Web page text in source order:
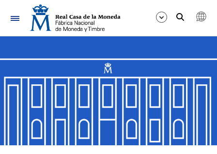
Navegació
Mostra/Amaga
Mostra/Amaga
Mostra/Amaga